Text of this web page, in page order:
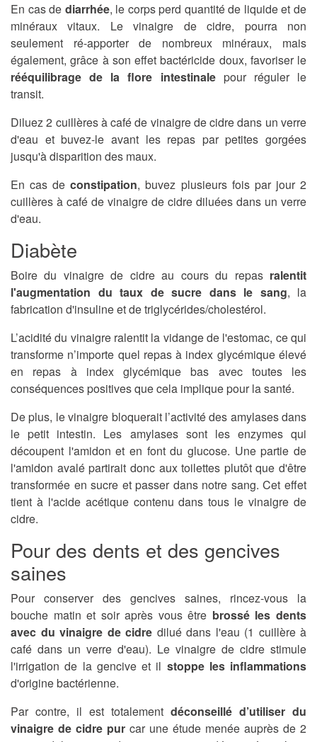
En cas de diarrhée, le corps perd quantité de liquide et de
minéraux vitaux. Le vinaigre de cidre, pourra non
seulement ré-apporter de nombreux minéraux, mais
également, grâce à son effet bactéricide doux, favoriser le
rééquilibrage de la flore intestinalepour réguler le
transit.
Diluez 2 cuillères à café de vinaigre de cidre dans un verre
d'eau et buvez-le avant les repas par petites gorgées
jusqu'à disparition des maux.
En cas deconstipation, buvez plusieurs fois par jour 2
cuillères à café de vinaigre de cidre diluées dans un verre
d'eau.
Diabète
Boire du vinaigre de cidre au cours du repas ralentit
l'augmentation du taux de sucre dans le sang, la
fabrication d'insuline et de triglycérides/cholestérol.
L’acidité du vinaigre ralentit la vidange de l'estomac, ce qui
transforme n’importe quel repas à index glycémique élevé
en repas à index glycémique bas avec toutes les
conséquences positives que cela implique pour la santé.
De plus, le vinaigre bloquerait l’activité des amylases dans
le petit intestin. Les amylases sont les enzymes qui
découpent l'amidon et en font du glucose. Une partie de
l'amidon avalé partirait donc aux toilettes plutôt que d'être
transformée en sucre et passer dans notre sang. Cet effet
tient à l'acide acétique contenu dans tous le vinaigre de
cidre.
Pour des dents et des gencives
saines
Pour conserver des gencives saines, rincez-vous la
bouche matin et soir après vous être brossé les dents
avec du vinaigre de cidre dilué dans l'eau (1 cuillère à
café dans un verre d'eau). Le vinaigre de cidre stimule
l'irrigation de la gencive et il stoppe les inflammations
d'origine bactérienne.
Par contre, il est totalement déconseillé d’utiliser du
vinaigre de cidre pur car une étude menée auprès de 2